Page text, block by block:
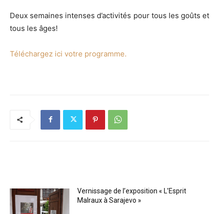
Deux semaines intenses d’activités pour tous les goûts et
tous les âges!
Téléchargez ici votre programme.
Vernissage de l’exposition « L’Esprit
Malraux à Sarajevo »